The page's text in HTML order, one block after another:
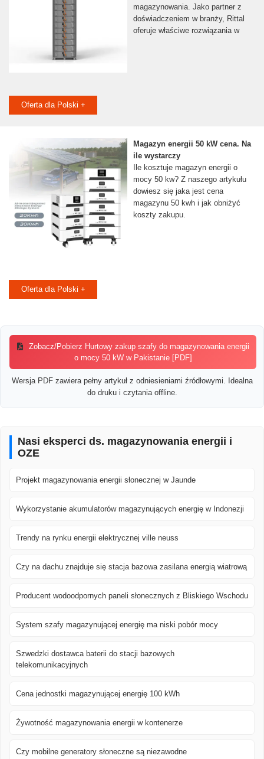
magazynowania. Jako partner z
doświadczeniem w branży, Rittal
oferuje właściwe rozwiązania w
Oferta dla Polski +
Magazyn energii 50 kW cena. Na
ile wystarczy
Ile kosztuje magazyn energii o
mocy 50 kw? Z naszego artykułu
dowiesz się jaka jest cena
magazynu 50 kwh i jak obniżyć
koszty zakupu.
Oferta dla Polski +
Zobacz/Pobierz Hurtowy zakup szafy do magazynowania energii
o mocy 50 kW w Pakistanie [PDF]
Wersja PDF zawiera pełny artykuł z odniesieniami źródłowymi. Idealna
do druku i czytania offline.
Nasi eksperci ds. magazynowania energii i
OZE
Projekt magazynowania energii słonecznej w Jaunde
Wykorzystanie akumulatorów magazynujących energię w Indonezji
Trendy na rynku energii elektrycznej ville neuss
Czy na dachu znajduje się stacja bazowa zasilana energią wiatrową
Producent wodoodpornych paneli słonecznych z Bliskiego Wschodu
System szafy magazynującej energię ma niski pobór mocy
Szwedzki dostawca baterii do stacji bazowych
telekomunikacyjnych
Cena jednostki magazynującej energię 100 kWh
Żywotność magazynowania energii w kontenerze
Czy mobilne generatory słoneczne są niezawodne